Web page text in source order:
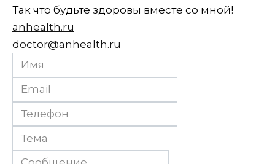
Так что будьте здоровы вместе со мной!
anhealth.ru
doctor@anhealth.ru